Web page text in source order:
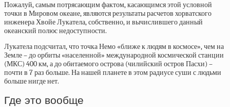
Пожалуй, самым потрясающим фактом, касающимся этой условной
точки в Мировом океане, являются результаты расчетов хорватского
инженера Хвойе Лукатела, собственно, и вычислившего данный
океанский полюс недоступности.
Лукатела подсчитал, что точка Немо «ближе к людям в космосе», чем на
Земле – до орбиты «населенной» международной космической станции
(МКС) 400 км, а до обитаемого острова (чилийский остров Пасхи) –
почти в 7 раз больше. На нашей планете в этом радиусе суши с людьми
больше нигде нет.
Где это вообще